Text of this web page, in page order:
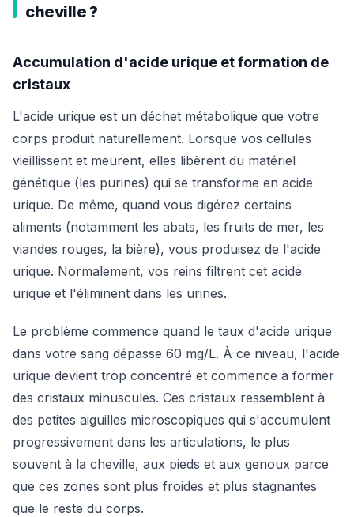
cheville ?
Accumulation d'acide urique et formation de
cristaux
L'acide urique est un déchet métabolique que votre
corps produit naturellement. Lorsque vos cellules
vieillissent et meurent, elles libèrent du matériel
génétique (les purines) qui se transforme en acide
urique. De même, quand vous digérez certains
aliments (notamment les abats, les fruits de mer, les
viandes rouges, la bière), vous produisez de l'acide
urique. Normalement, vos reins filtrent cet acide
urique et l'éliminent dans les urines.
Le problème commence quand le taux d'acide urique
dans votre sang dépasse 60 mg/L. À ce niveau, l'acide
urique devient trop concentré et commence à former
des cristaux minuscules. Ces cristaux ressemblent à
des petites aiguilles microscopiques qui s'accumulent
progressivement dans les articulations, le plus
souvent à la cheville, aux pieds et aux genoux parce
que ces zones sont plus froides et plus stagnantes
que le reste du corps.